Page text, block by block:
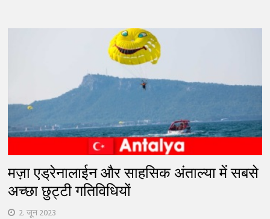
मज़ा एड्रेनालाईन और साहसिक अंताल्या में सबसे
अच्छा छुट्टी गतिविधियों
2. जून 2023